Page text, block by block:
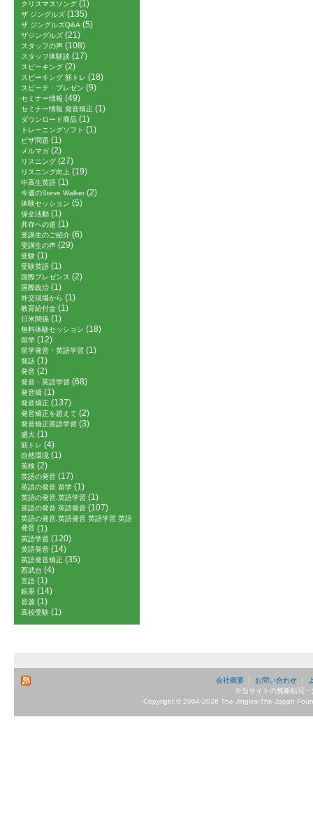
クリスマスソング (1)
ザ ジングルズ (135)
ザ ジングルズQ&A (5)
ザジングルズ (21)
スタッフの声 (108)
スタッフ体験談 (17)
スピーキング (2)
スピーキング 筋トレ (18)
スピーチ・プレゼン (9)
セミナー情報 (49)
セミナー情報 発音矯正 (1)
ダウンロード商品 (1)
トレーニングソフト (1)
ビザ問題 (1)
メルマガ (2)
リスニング (27)
リスニング向上 (19)
中高生英語 (1)
今週のSteve Walker(2)
体験セッション (5)
保全活動 (1)
共存への道 (1)
受講生のご紹介 (6)
受講生の声 (29)
受験 (1)
受験英語 (1)
国際プレゼンス (2)
国際政治 (1)
外交現場から (1)
教育給付金 (1)
日米関係 (1)
無料体験セッション (18)
留学 (12)
留学発音・英語学習 (1)
発話 (1)
発音 (2)
発音・英語学習 (68)
発音矯 (1)
発音矯正 (137)
発音矯正を超えて (2)
発音矯正英語学習 (3)
盛大 (1)
筋トレ (4)
自然環境 (1)
英検 (2)
英語の発音 (17)
英語の発音.留学 (1)
英語の発音.英語学習 (1)
英語の発音.英語発音 (107)
英語の発音.英語発音 英語学習 英語
発音 (1)
英語学習 (120)
英語発音 (14)
英語発音矯正 (35)
西武台 (4)
言語 (1)
銀座 (14)
音源 (1)
高校受験 (1)
会社概要｜ お問い合わせ｜
※当サイトの無断転写・
Copyright © 2004-2026 The Jingles-The Japan